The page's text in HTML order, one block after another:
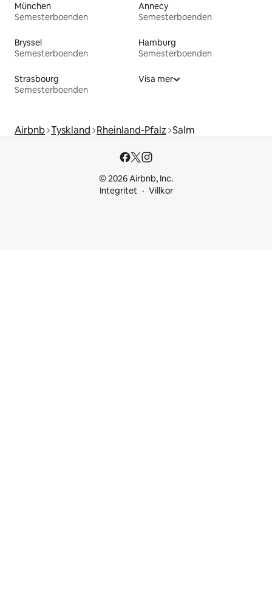
München
Semesterboenden
Annecy
Semesterboenden
Bryssel
Semesterboenden
Hamburg
Semesterboenden
Strasbourg
Semesterboenden
Visa mer
Airbnb Tyskland Rheinland-Pfalz Salm
© 2026 Airbnb, Inc.
Integritet
Villkor